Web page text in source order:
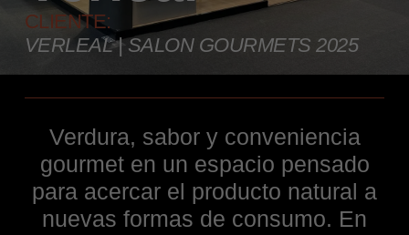
CLIENTE:
VERLEAL | SALON GOURMETS 2025
Verdura, sabor y conveniencia
gourmet en un espacio pensado
para acercar el producto natural a
nuevas formas de consumo. En